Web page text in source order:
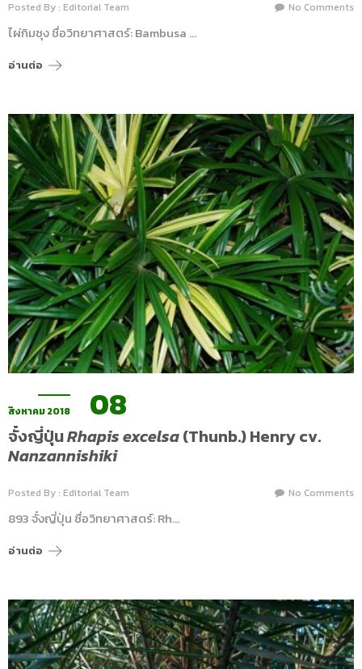
Posted By : Editorial Team No Comments
ไผ่กิมซุง ชื่อวิทยาศาสตร์: Bambusa …
อ่านต่อ
สิงหาคม 2018 08
จั๋งญี่ปุ่นRhapis excelsa(Thunb.) Henry cv.
Nanzannishiki
Posted By : Editorial Team No Comments
893 จั๋งญี่ปุ่น ชื่อวิทยาศาสตร์: Rh…
อ่านต่อ